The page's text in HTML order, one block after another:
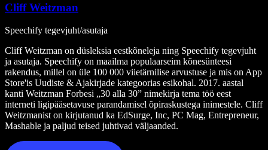
Cliff Weitzman
Speechify tegevjuht/asutaja
Cliff Weitzman on düsleksia eestkõneleja ning Speechify tegevjuht
ja asutaja. Speechify on maailma populaarseim kõnesünteesi
rakendus, millel on üle 100 000 viietärnilise arvustuse ja mis on App
Store'is Uudiste & Ajakirjade kategoorias esikohal. 2017. aastal
kanti Weitzman Forbesi „30 alla 30” nimekirja tema töö eest
interneti ligipääsetavuse parandamisel õpiraskustega inimestele. Cliff
Weitzmanist on kirjutanud ka EdSurge, Inc, PC Mag, Entrepreneur,
Mashable ja paljud teised juhtivad väljaanded.